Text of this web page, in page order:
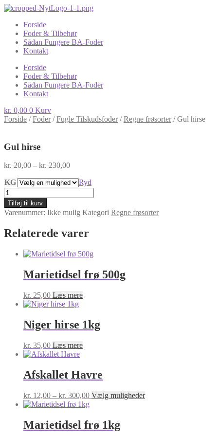
Forside
Foder & Tilbehør
Sådan Fungere BA-Foder
Kontakt
Forside
Foder & Tilbehør
Sådan Fungere BA-Foder
Kontakt
kr. 0,00 0 Kurv
Forside /Foder/Fugle Tilskudsfoder/Regne frøsorter/Gul hirse
Gul hirse
kr. 20,00 – kr. 230,00Prisinterval:
til
kr. 230,00
KG
Ryd
Gul
hirse
antal
Tilføj til kurv
Varenummer: Ikke mulig Kategori Regne frøsorter
Relaterede varer
Marietidsel frø 500g
kr. 25,00 Læs mere
Niger hirse 1kg
kr. 35,00 Læs mere
Afskallet Havre
kr. 12,00 – kr. 300,00Prisinterval:
kr. 12,00
kr. 300,00
Vælg mulighederDette
Marietidsel frø 1kg